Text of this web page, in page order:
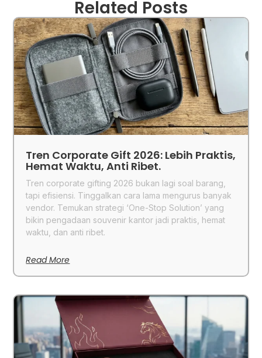
Related Posts
Tren Corporate Gift 2026: Lebih Praktis,
Hemat Waktu, Anti Ribet.
Tren corporate gifting 2026 bukan lagi soal barang,
tapi efisiensi. Tinggalkan cara lama mengurus banyak
vendor. Temukan strategi ‘One-Stop Solution’ yang
bikin pengadaan souvenir kantor jadi praktis, hemat
waktu, dan anti ribet.
Read More